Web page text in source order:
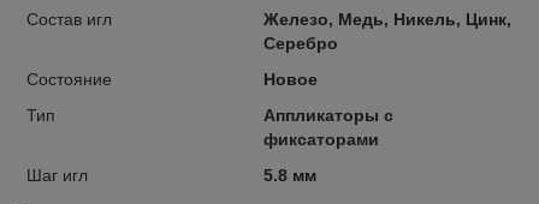
Состав игл
Железо, Медь, Никель, Цинк,
Серебро
Состояние
Новое
Тип
Аппликаторы с
фиксаторами
Шаг игл
5.8 мм